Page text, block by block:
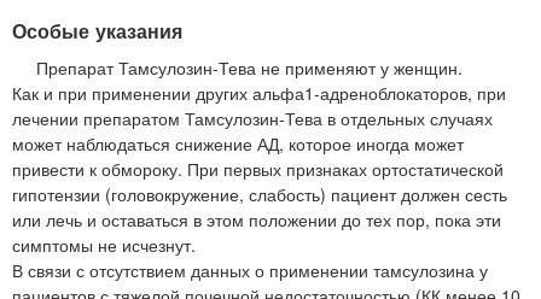
Особые указания
Препарат Тамсулозин-Тева не применяют у женщин.
Как и при применении других альфа1-адреноблокаторов, при
лечении препаратом Тамсулозин-Тева в отдельных случаях
может наблюдаться снижение АД, которое иногда может
привести к обмороку. При первых признаках ортостатической
гипотензии (головокружение, слабость) пациент должен сесть
или лечь и оставаться в этом положении до тех пор, пока эти
симптомы не исчезнут.
В связи с отсутствием данных о применении тамсулозина у